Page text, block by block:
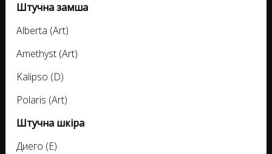
Штучна замша
Alberta (Art)
Amethyst (Art)
Kalipso (D)
Polaris (Art)
Штучна шкіра
Диего (E)